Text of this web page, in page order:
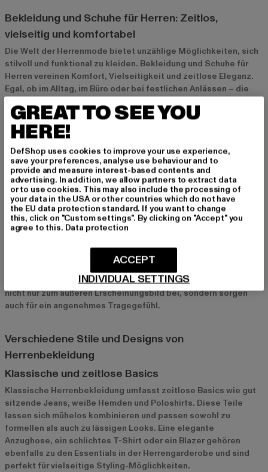
Bekleidung und Schuhe für Herren: Zeitlos,
vielseitig und komfortabel
Die Welt der Herrenmode bietet unzählige Möglichkeiten, sich
stilvoll und funktional zu kleiden. Bekleidung und Schuhe für
Herren vereinen Komfort, Vielseitigkeit und zeitlose Eleganz.
Egal, ob im Alltag, im Büro oder bei festlichen Anlässen – die
Unterschied. Dabei kommt es nicht nur auf den Stil an, sondern
auch auf Qualität und Tragekomfort, um das Beste aus jedem
Outfit herauszuholen.
Warum Bekleidung und Schuhe für Herren
unverzichtbar sind
Gut abgestimmte Bekleidung und Schuhe sind für Herren
unverzichtbar, da sie nicht nur das Aussehen aufwerten,
sondern auch Komfort und Selbstbewusstsein bieten. Kleidung
lässig als auch elegant wirken. Dazu passend sind Schuhe mehr
und Stil vereinen. Hochwertige Kleidung und Schuhe tragen
nicht nur zum äußeren Erscheinungsbild bei, sondern sorgen
auch für ein angenehmes Tragegefühl.
Verschiedene Stile und Designs von
Herrenbekleidung
Klassische und zeitlose Basics
Klassische Herrenbekleidung umfasst zeitlose Basics wie gut
sitzende Jeans, weiße Hemden und Poloshirts. Diese Teile
lassen sich mühelos kombinieren und passen sowohl zu
formellen als auch zu lässigen Looks. Eine elegante
Anzughose, ein schlichtes T-Shirt oder ein Blazer gehören
ebenfalls zu den Essentials in der Herrengarderobe und sind
perfekt für vielseitige Styling-Möglichkeiten.
GREAT TO SEE YOU
HERE!
DefShop uses cookies to improve your use experience,
save your preferences, analyse use behaviour and to
provide and measure interest-based contents and
advertising. In addition, we allow partners to extract data
or to use cookies. This may also include the processing of
your data in the USA or other countries which do not have
the EU data protection standard. If you want to change
this, click on "Custom settings". By clicking on "Accept" you
agree to this. Data protection
INDIVIDUAL SETTINGS
ACCEPT